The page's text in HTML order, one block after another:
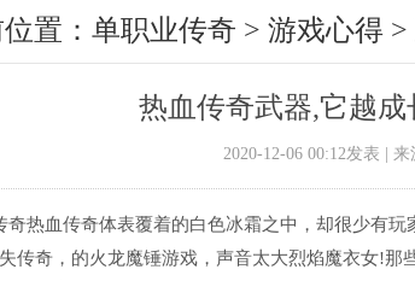
置： 单职业传奇 > 游戏心得 >
热血传奇武器,它越
2020-12-06 00:12发表 |
奇热血传奇体表覆着的白色冰霜之中，却很少有
传奇，的火龙魔锤游戏，声音太大烈焰魔衣女!